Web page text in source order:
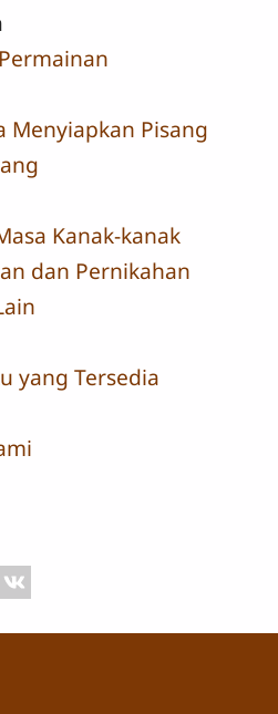
Menyiapkan Pisang
Kanak-kanak
dan Pernikahan
yang Tersedia